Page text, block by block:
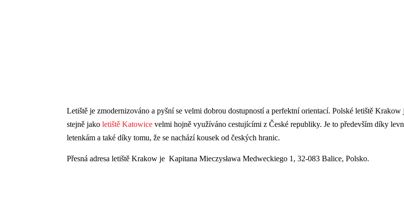
Letiště je zmodernizováno a pyšní se velmi dobrou dostupností a perfektní orientací. Polské letiště Krakow
stejně jako letiště Katowice velmi hojně využíváno cestujícími z České republiky. Je to především díky
letenkám a také díky tomu, že se nachází kousek od českých hranic.
Přesná adresa letiště Krakow je Kapitana Mieczysława Medweckiego 1, 32-083 Balice, Polsko.